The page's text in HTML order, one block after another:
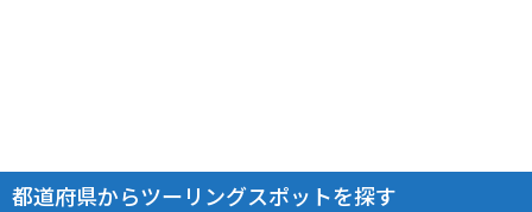
都道府県からツーリングスポットを探す